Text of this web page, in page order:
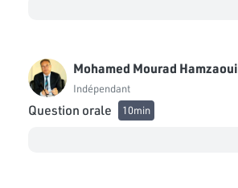
Mohamed Mourad Hamzaoui
Indépendant
Question orale 10min